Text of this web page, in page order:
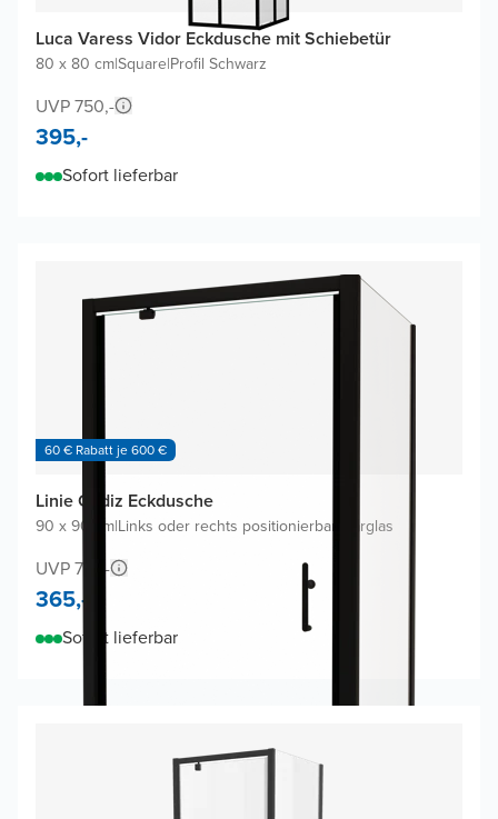
Luca Varess Vidor Eckdusche mit Schiebetür
80 x 80 cm|Square|Profil Schwarz
UVP 750,-
395,-
Sofort lieferbar
60 € Rabatt je 600 €
Linie Cadiz Eckdusche
90 x 90 cm|Links oder rechts positionierbar Klarglas
UVP 710,-
365,-
Sofort lieferbar